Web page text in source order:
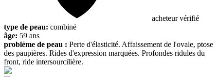
acheteur vérifié
type de peau: combiné
âge: 59 ans
problème de peau : Perte d'élasticité. Affaissement de l'ovale, ptose
des paupières. Rides d'expression marquées. Profondes ridules du
front, ride intersourcilière.